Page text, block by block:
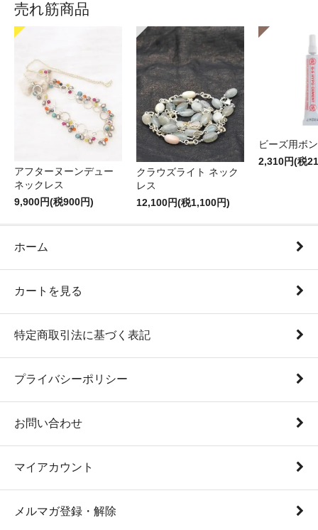
売れ筋商品
アフターヌーンデュー
ネックレス
9,900円(税900円)
クラウズライト ネック
レス
12,100円(税1,100円)
ビーズ用ボ
2,310円(税
ホーム
カートを見る
特定商取引法に基づく表記
プライバシーポリシー
お問い合わせ
マイアカウント
メルマガ登録・解除